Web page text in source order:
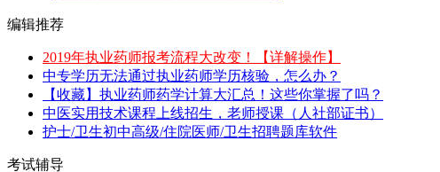
编辑推荐
2019年执业药师报考流程大改变！【详解操作】
中专学历无法通过执业药师学历核验，怎么办？
【收藏】执业药师药学计算大汇总！这些你掌握了吗？
中医实用技术课程上线招生，老师授课（人社部证书）
护士/卫生初中高级/住院医师/卫生招聘题库软件
考试辅导